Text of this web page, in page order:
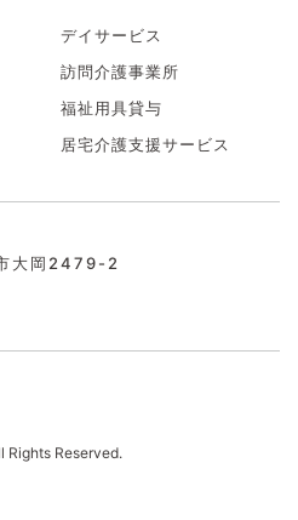
デイサービス
訪問介護事業所
福祉用具貸与
居宅介護支援サービス
大岡2479-2
Rights Reserved.